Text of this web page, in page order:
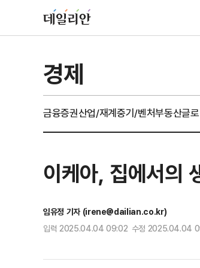
경제
금융증권산업/재계중기/벤처부동산글
이케아, 집에서의
임유정 기자 (irene@dailian.co.kr)
입력 2025.04.04 09:02 수정 2025.04.04